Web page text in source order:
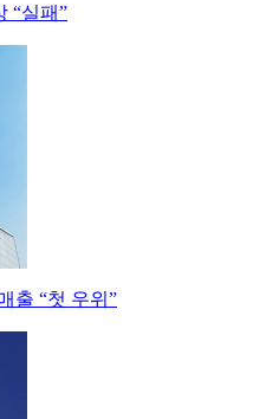
“실패”
출 “첫 우위”